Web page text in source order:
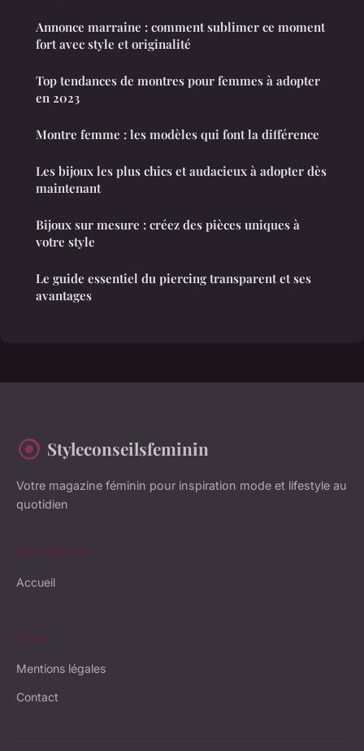
Annonce marraine : comment sublimer ce moment
fort avec style et originalité
Top tendances de montres pour femmes à adopter
en 2023
Montre femme : les modèles qui font la différence
Les bijoux les plus chics et audacieux à adopter dès
maintenant
Bijoux sur mesure : créez des pièces uniques à
votre style
Le guide essentiel du piercing transparent et ses
avantages
Styleconseilsfeminin
Votre magazine féminin pour inspiration mode et lifestyle au
quotidien
NAVIGATION
Accueil
LÉGAL
Mentions légales
Contact